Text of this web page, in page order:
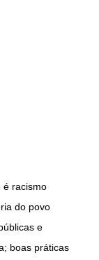
é racismo
do povo
e
boas práticas